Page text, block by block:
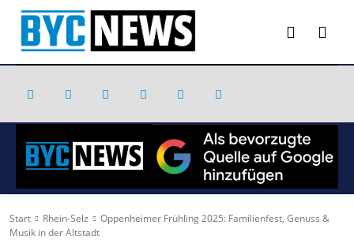
Start Rhein-Selz
Oppenheimer Frühling 2025: Familienfest, Genuss &
Musik in der Altstadt